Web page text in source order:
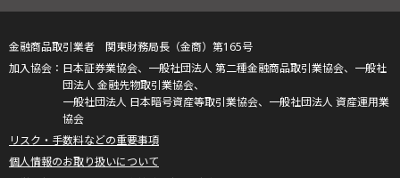
金融商品取引業者 関東財務局長（金商）第165号
日本証券業協会、一般社団法人 第二種金融商品取引業協会、一般社
団法人 金融先物取引業協会、
一般社団法人 日本暗号資産等取引業協会、一般社団法人 資産運用業
協会
リスク・手数料などの重要事項
個人情報のお取り扱いについて